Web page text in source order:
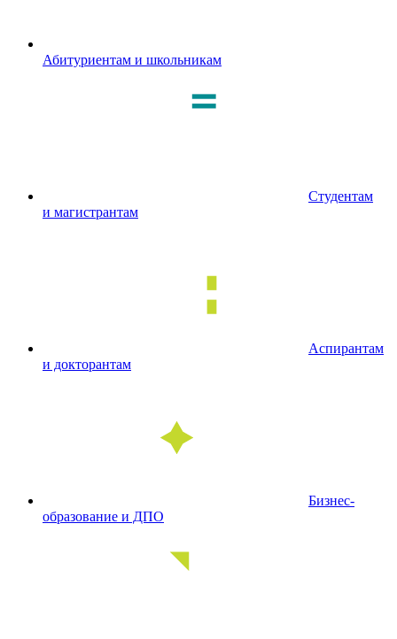
Абитуриентам и школьникам
Студентам
и магистрантам
Аспирантам
и докторантам
Бизнес-
образование и ДПО